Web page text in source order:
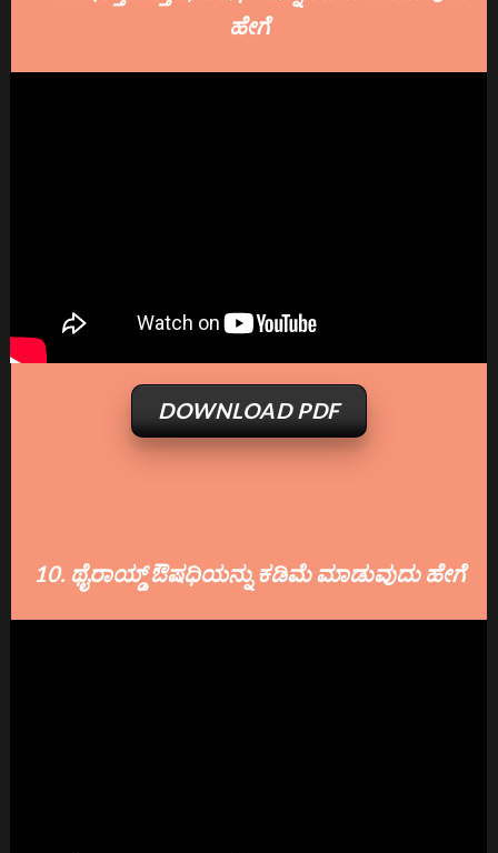
ಹೇಗೆ
DOWNLOAD PDF
10. ಥೈರಾಯ್ಡ್ ಔಷಧಿಯನ್ನು ಕಡಿಮೆ ಮಾಡುವುದು ಹೇಗೆ